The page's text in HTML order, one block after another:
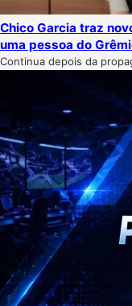
Chico Garcia traz
uma pessoa do
Continua depois da